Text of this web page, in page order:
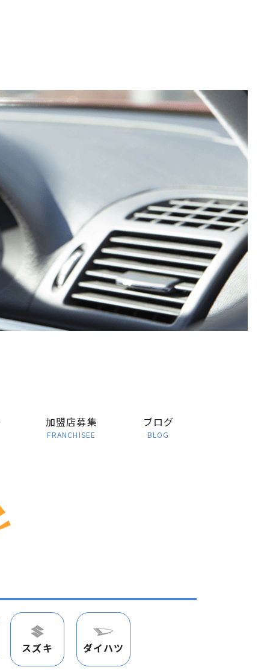
加盟店募集
FRANCHISEE
ブログ
BLOG
スズキ ダイハツ